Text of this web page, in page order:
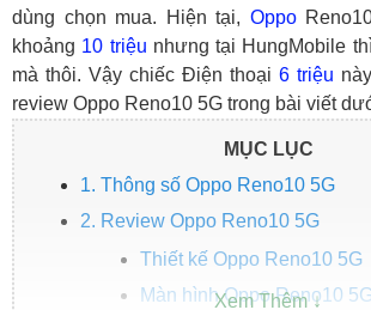
dùng chọn mua. Hiện tại, Oppo
khoảng 10 triệu nhưng tại HungMobile
mà thôi. Vậy chiếc Điện thoại 6 triệu
review Oppo Reno10 5G trong bài viết
MỤC LỤC
1. Thông số Oppo Reno10 5G
2. Review Oppo Reno10 5G
Thiết kế Oppo Reno10 5G
Màn hình Oppo Reno10 5G